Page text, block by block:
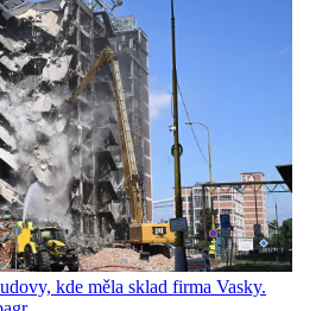
kde měla sklad firma Vasky.